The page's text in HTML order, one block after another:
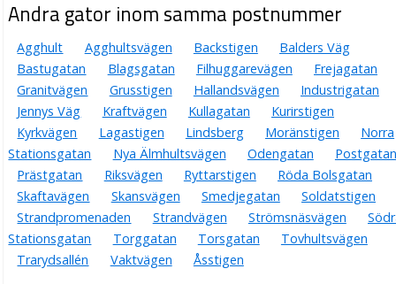
Andra gator inom samma postnummer
Agghult Agghultsvägen Backstigen
Balders Väg
Bastugatan
Blagsgatan Filhuggarevägen
Frejagatan
Granitvägen
Grusstigen Hallandsvägen
Industrigatan
Jennys Väg
Kraftvägen Kullagatan
Kurirstigen
Kyrkvägen
Lagastigen Lindsberg Moränstigen
Norra
Stationsgatan
Nya Älmhultsvägen Odengatan
Postgatan
Prästgatan
Riksvägen Ryttarstigen
Röda Bolsgatan
Skaftavägen
Skansvägen Smedjegatan
Soldatstigen
Strandpromenaden
Strandvägen Strömsnäsvägen
Stationsgatan
Torggatan Torsgatan
Tovhultsvägen
Trarydsallén
Vaktvägen Åsstigen